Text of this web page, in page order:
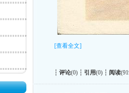
[查看全文]
┆ 评论(0) ┆ 引用(0) ┆ 阅读